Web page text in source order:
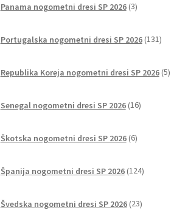
Panama nogometni dresi SP 2026 3izdelki
Portugalska nogometni dresi SP 2026 131
Republika Koreja nogometni dresi SP 2026 5
Senegal nogometni dresi SP 2026 16izdelkov
Škotska nogometni dresi SP 2026 6izdelkov
Španija nogometni dresi SP 2026 124izdelkov
Švedska nogometni dresi SP 2026 23izdelkov